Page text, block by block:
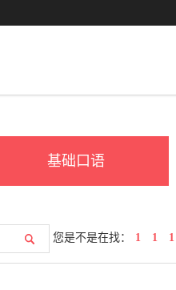
基础口语
您是不是在找： 1 1 1